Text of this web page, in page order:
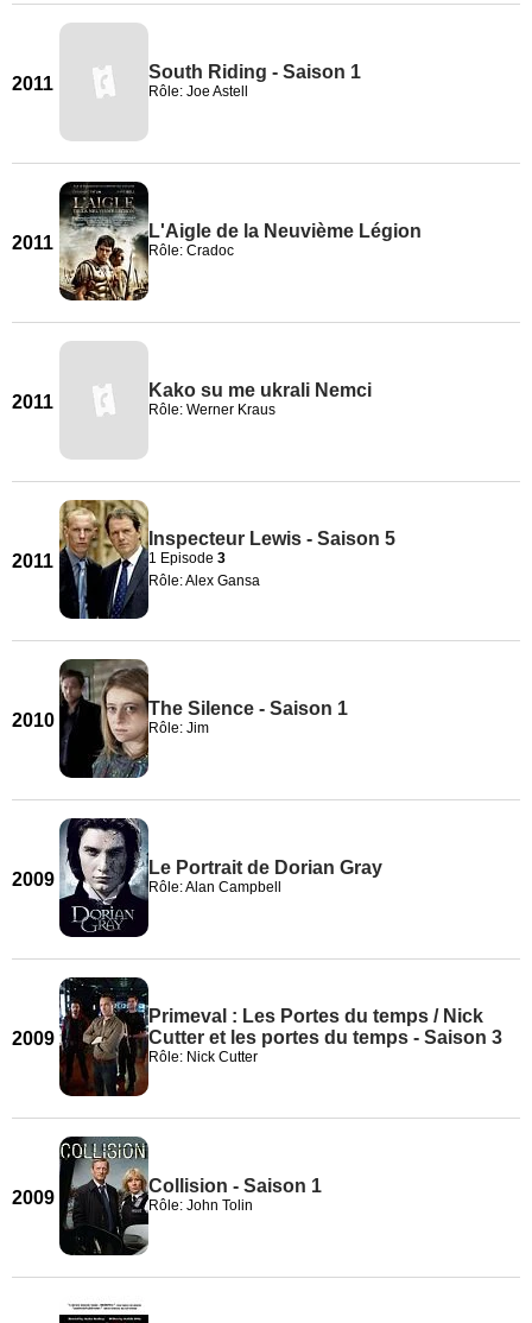
2011
South Riding - Saison 1
Rôle: Joe Astell
2011
L'Aigle de la Neuvième Légion
Rôle: Cradoc
2011
Kako su me ukrali Nemci
Rôle: Werner Kraus
2011
Inspecteur Lewis - Saison 5
1 Episode 3
Rôle: Alex Gansa
2010
The Silence - Saison 1
Rôle: Jim
2009
Le Portrait de Dorian Gray
Rôle: Alan Campbell
2009
Primeval : Les Portes du temps / Nick
Cutter et les portes du temps - Saison 3
Rôle: Nick Cutter
2009
Collision - Saison 1
Rôle: John Tolin